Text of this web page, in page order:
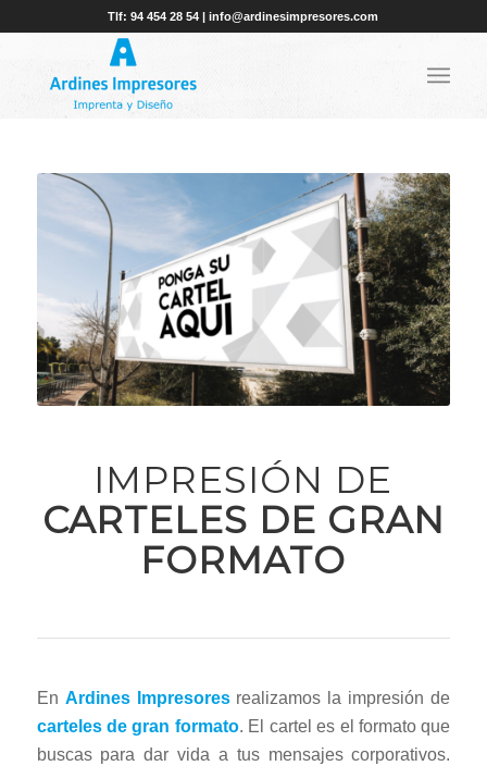
Tlf: 94 454 28 54 | info@ardinesimpresores.com
IMPRESIÓN DE
CARTELES DE GRAN
FORMATO
En Ardines Impresoresrealizamos la impresión de
carteles de gran formato. El cartel es el formato que
buscas para dar vida a tus mensajes corporativos.